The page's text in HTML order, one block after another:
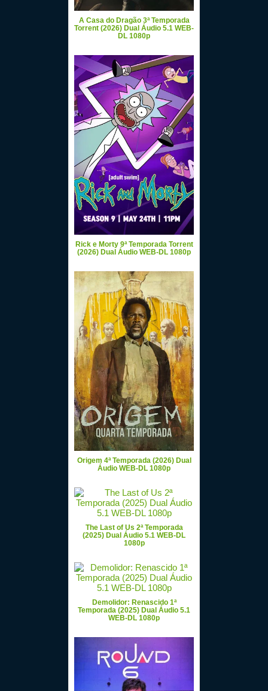
A Casa do Dragão 3ª Temporada
Torrent (2026) Dual Áudio 5.1 WEB-
DL 1080p
Rick e Morty 9ª Temporada Torrent
(2026) Dual Áudio WEB-DL 1080p
Origem 4ª Temporada (2026) Dual
Áudio WEB-DL 1080p
The Last of Us 2ª Temporada
(2025) Dual Áudio 5.1 WEB-DL
1080p
Demolidor: Renascido 1ª
Temporada (2025) Dual Áudio 5.1
WEB-DL 1080p